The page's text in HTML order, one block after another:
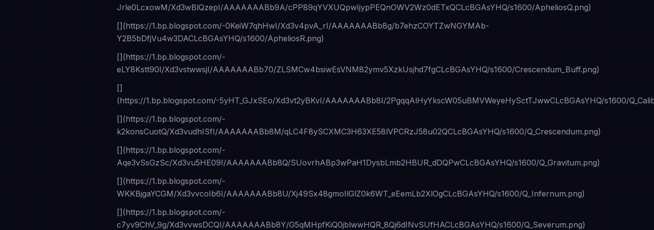
Jrle0LcxowM/Xd3wBlQzepI/AAAAAAABb9A/cPP89qYVXUQpwIjypPEQnOWV2Wz0dETxQCLcBGAsYHQ/s1600/ApheliosQ.png)
[](https://1.bp.blogspot.com/-0KeiW7qhHwI/Xd3v4pvA_rI/AAAAAAABb8g/b7ehzCOYTZwNGYMAb-
Y2B5bDfjVu4w3DACLcBGAsYHQ/s1600/ApheliosR.png)
[](https://1.bp.blogspot.com/-
eLY8Kstt90I/Xd3vstwwsjI/AAAAAAABb70/ZLSMCw4bsiwEsVNM82ymv5XzkUsjhd7fgCLcBGAsYHQ/s1600/Crescendum_Buff.png)
[]
(https://1.bp.blogspot.com/-5yHT_GJxSEo/Xd3vt2yBKvI/AAAAAAABb8I/2PgqqAlHyYkscW05uBMVWeyeHySctTJwwCLcBGAsYHQ/s1600/
[](https://1.bp.blogspot.com/-
k2konsCuotQ/Xd3vudhISfI/AAAAAAABb8M/qLC4F8ySCXMC3H63XE58lVPCRzJ58u02QCLcBGAsYHQ/s1600/Q_Crescendum.png)
[](https://1.bp.blogspot.com/-
Aqe3vSsGzSc/Xd3vu5HE09I/AAAAAAABb8Q/SUovrhABp3wPaH1DysbLmb2HBUR_dDQPwCLcBGAsYHQ/s1600/Q_Gravitum.png)
[](https://1.bp.blogspot.com/-
WKKBjgaYCGM/Xd3vvcoIb6I/AAAAAAABb8U/Xj49Sx48gmoIlGlZ0k6WT_eEemLb2XlOgCLcBGAsYHQ/s1600/Q_Infernum.png)
[](https://1.bp.blogspot.com/-
c7yv9ChV_9g/Xd3vvwsDCQI/AAAAAAABb8Y/G5qMHpfKiQ0jblwwHQR_8Qj6dINvSUfHACLcBGAsYHQ/s1600/Q_Severum.png)